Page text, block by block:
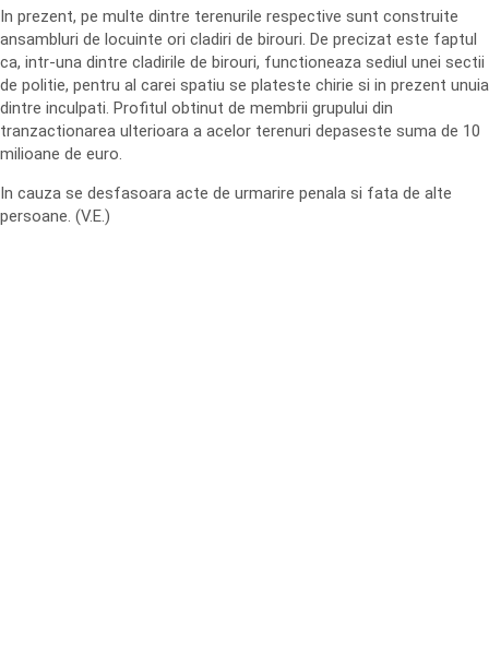
In prezent, pe multe dintre terenurile respective sunt construite
ansambluri de locuinte ori cladiri de birouri. De precizat este faptul
ca, intr-una dintre cladirile de birouri, functioneaza sediul unei sectii
de politie, pentru al carei spatiu se plateste chirie si in prezent unuia
dintre inculpati. Profitul obtinut de membrii grupului din
tranzactionarea ulterioara a acelor terenuri depaseste suma de 10
milioane de euro.
In cauza se desfasoara acte de urmarire penala si fata de alte
persoane. (V.E.)